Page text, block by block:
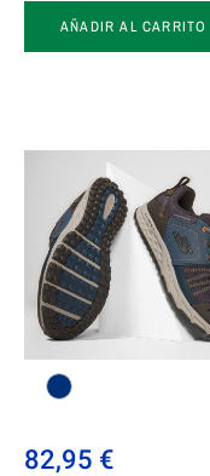
AÑADIR AL CARRITO
82,95 €